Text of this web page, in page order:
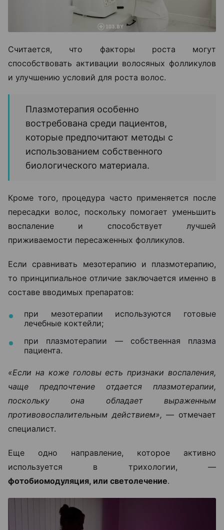
Считается, что факторы роста могут
способствовать активации волосяных фолликулов
и улучшению условий для роста волос.
Плазмотерапия особенно
востребована среди пациентов,
которые предпочитают методы с
использованием собственного
биологического материала.
Кроме того, процедура часто применяется после
пересадки волос, поскольку помогает уменьшить
воспаление и способствует лучшей
приживаемости пересаженных фолликулов.
Если сравнивать мезотерапию и плазмотерапию,
то принципиальное отличие заключается именно в
составе вводимых препаратов:
при мезотерапии используются готовые
лечебные коктейли;
при плазмотерапии — собственная плазма
пациента.
«Если на коже головы есть признаки воспаления,
чаще предпочтение отдается плазмотерапии,
поскольку она обладает выраженным
противовоспалительным действием», — отмечает
специалист.
Еще одно направление, которое активно
используется в трихологии, —
фотобиомодуляция, или светолечение.